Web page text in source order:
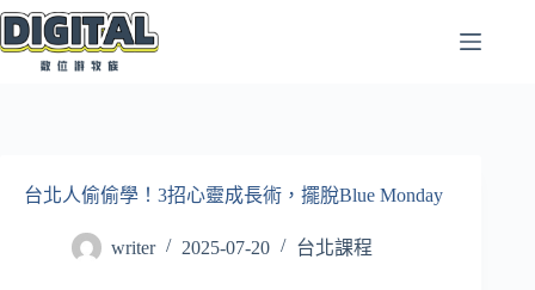
跳
至
台北人偷偷學！3招心靈成長術，擺脫Blue Monday
writer 2025-07-20 台北課程